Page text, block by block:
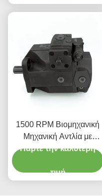
1500 RPM Βιομηχανική
Μηχανική Αντλία με
έμβολο Υδραυλική με
L/Min
Πάρτε την καλύτερη
τιμή